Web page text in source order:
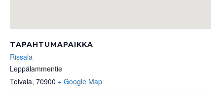
TAPAHTUMAPAIKKA
Rissala
Leppälammentie
Toivala, 70900 + Google Map